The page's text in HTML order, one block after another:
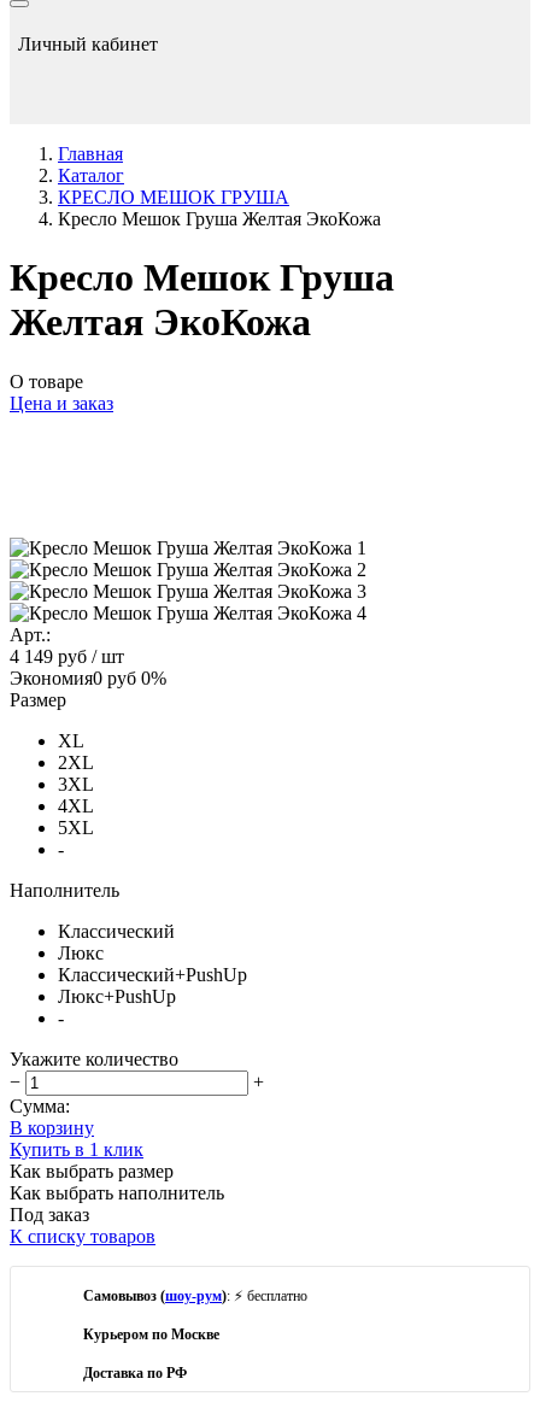
Личный кабинет
Главная
Каталог
КРЕСЛО МЕШОК ГРУША
Кресло Мешок Груша Желтая ЭкоКожа
Кресло Мешок Груша
Желтая ЭкоКожа
О товаре
Цена и заказ
Арт.:
4 149 руб / шт
Экономия0 руб 0%
Размер
XL
2XL
3XL
4XL
5XL
-
Наполнитель
Классический
Люкс
Классический+PushUp
Люкс+PushUp
-
Укажите количество
−
+
Сумма:
В корзину
Купить в 1 клик
Как выбрать размер
Как выбрать наполнитель
Под заказ
К списку товаров
Самовывоз (шоу-рум): ⚡ бесплатно
Курьером по Москве
Доставка по РФ